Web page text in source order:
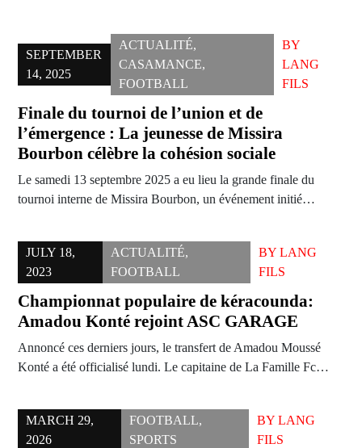
SEPTEMBER
14, 2025
ACTUALITÉ,
CASAMANCE,
FOOTBALL
BY
LANG
FILS
Finale du tournoi de l’union et de
l’émergence : La jeunesse de Missira
Bourbon célèbre la cohésion sociale
Le samedi 13 septembre 2025 a eu lieu la grande finale du
tournoi interne de Missira Bourbon, un événement initié…
JULY 18,
2023
ACTUALITÉ,
FOOTBALL
BYLANG
FILS
Championnat populaire de kéracounda:
Amadou Konté rejoint ASC GARAGE
Annoncé ces derniers jours, le transfert de Amadou Moussé
Konté a été officialisé lundi. Le capitaine de La Famille Fc…
MARCH 29,
2026
FOOTBALL,
SPORTS
BY LANG
FILS